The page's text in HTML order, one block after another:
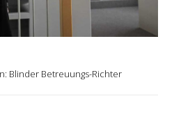
Blinder Betreuungs-Richter